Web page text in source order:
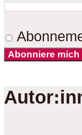
Abonniere mich